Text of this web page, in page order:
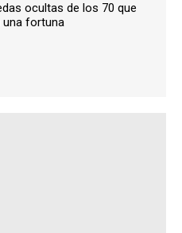
ocultas de los 70 que
una fortuna